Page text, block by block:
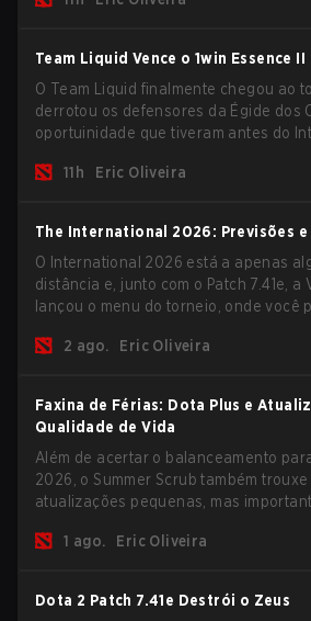
Team Liquid Vence o 1win Essence II
O Team Liquid finalmente chegou ao
derrotou os defensores da Égide dos
oportuinidade que tiveram antes do
uma chance de glória eterna.
11h Eric Oliveira
The International 2026: Previsões e
O International 2026 está a apenas
distância e, junto com o Patch 7.41e, a
lançou o menu do torneio, onde você
recompensas deste ano.
2 ago. Eric Oliveira
Faxina de Férias: Dota Plus e
Qualidade de Vida
Além de acertar o balanceamento
2026, o Summer Scrub também
atualizações pequenas, mas
jogo e agora todos os jogadores
1 ago. Eric Oliveira
Dota 2 Patch 7.41e Destrói o Zeus